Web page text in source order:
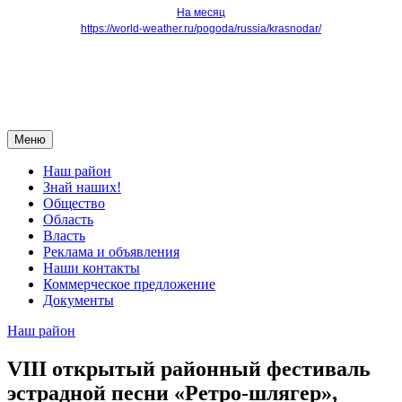
На месяц
https://world-weather.ru/pogoda/russia/krasnodar/
Меню
Наш район
Знай наших!
Общество
Область
Власть
Реклама и объявления
Наши контакты
Коммерческое предложение
Документы
Наш район
VIII открытый районный фестиваль
эстрадной песни «Ретро-шлягер»,